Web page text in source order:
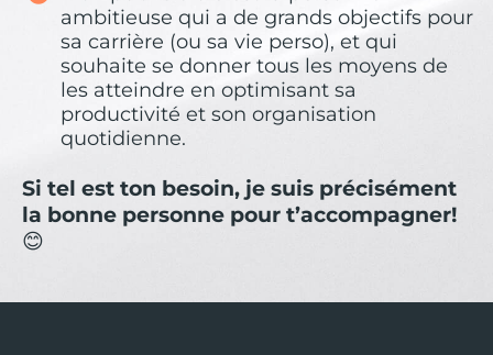
ambitieuse qui a de grands objectifs pour
sa carrière (ou sa vie perso), et qui
souhaite se donner tous les moyens de
les atteindre en optimisant sa
productivité et son organisation
quotidienne.
Si tel est ton besoin, je suis précisément
la bonne personne pour t’accompagner!
😊